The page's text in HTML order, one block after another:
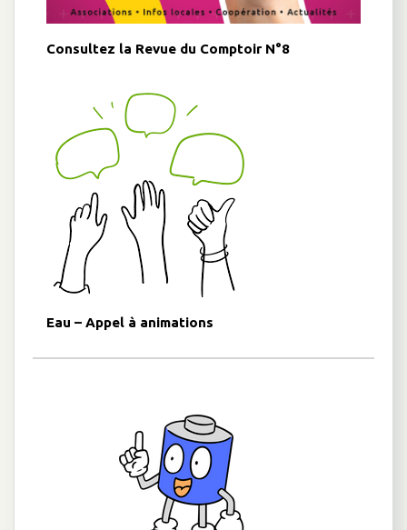
Consultez la Revue du Comptoir N°8
Eau – Appel à animations